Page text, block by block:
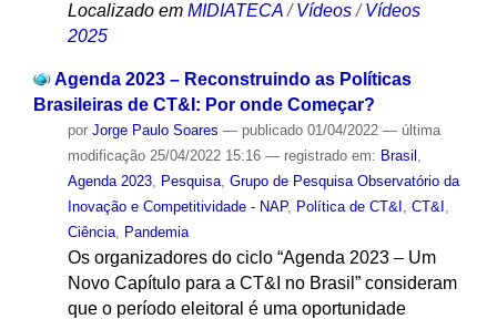
Localizado em MIDIATECA /Vídeos /Vídeos
2025
Agenda 2023 – Reconstruindo as Políticas
Brasileiras de CT&I: Por onde Começar?
por Jorge Paulo Soares — publicado01/04/2022 — última
modificação25/04/2022 15:16 — registrado em: Brasil
Agenda 2023, Pesquisa, Grupo de Pesquisa Observatório da
Inovação e Competitividade - NAP, Política de CT&I CT&I
Ciência, Pandemia
Os organizadores do ciclo “Agenda 2023 – Um
Novo Capítulo para a CT&I no Brasil” consideram
que o período eleitoral é uma oportunidade